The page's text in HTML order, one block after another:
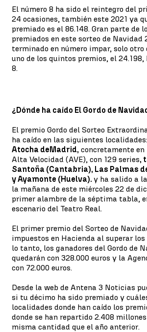
El número 8 ha sido el reintegro del
24 ocasiones, también este 2021 ya
premiado es el 86.148. Gran parte de
premiados en este sorteo de Navidad
terminado en número impar, solo otro
uno de los quintos premios, el
8.
¿Dónde ha caído El Gordo de
El premio Gordo del Sorteo
ha caído en las siguientes
Atocha deMadrid, concretamente en
Alta Velocidad (AVE), con 129 series,
Santoña (Cantabria), Las Palmas
y Ayamonte (Huelva). y ha salido a
la mañana de este miércoles 22 de
primer alambre de la séptima tabla,
escenario del Teatro Real.
El primer premio del Sorteo de
impuestos en Hacienda al superar los
lo tanto, los ganadores del Gordo de
quedarán con 328.000 euros y la
con 72.000 euros.
Desde la web de Antena 3 Noticias
si tu décimo ha sido premiado y
localidades donde han caído los
donde se han repartido 2.408
misma cantidad que el año anterior.